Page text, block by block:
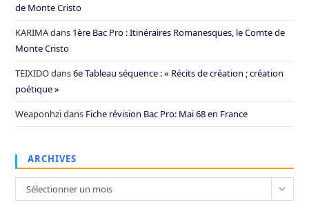
de Monte Cristo
KARIMAdans 1ère Bac Pro : Itinéraires Romanesques, le Comte de
Monte Cristo
TEIXIDOdans6e Tableau séquence : « Récits de création ; création
poétique »
Weaponhzidans Fiche révision Bac Pro: Mai 68 en France
ARCHIVES
Archives
Sélectionner un mois